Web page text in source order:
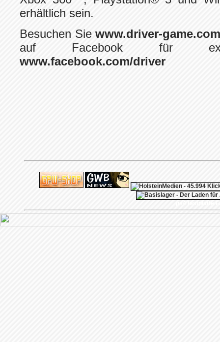
erhältlich sein.
Besuchen Siewww.driver-
auf Facebook für
www.facebook.com/driver